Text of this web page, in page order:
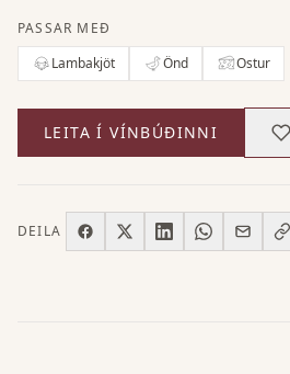
PASSAR MEÐ
Lambakjöt
Önd Ostur
LEITA Í VÍNBÚÐINNI
DEILA